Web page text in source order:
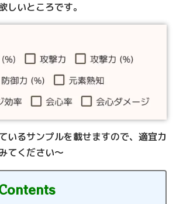
しいところです。
いるサンプルを載せますので、適宜カ
てください〜